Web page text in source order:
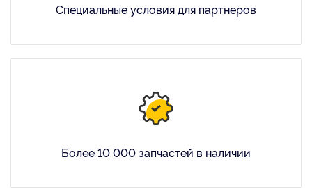
Специальные условия для партнеров
Более 10 000 запчастей в наличии